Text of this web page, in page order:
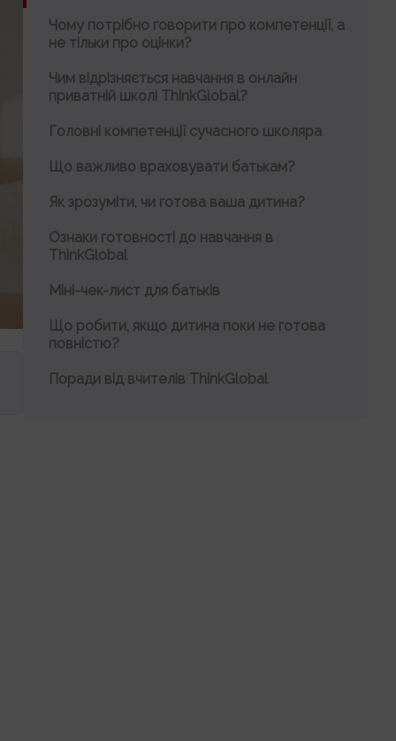
Чому потрібно говорити про компетенції, а
не тільки про оцінки?
Чим відрізняється навчання в онлайн
приватній школі ThinkGlobal?
Головні компетенції сучасного школяра
Що важливо враховувати батькам?
Як зрозуміти, чи готова ваша дитина?
Ознаки готовності до навчання в
ThinkGlobal
Міні-чек-лист для батьків
Що робити, якщо дитина поки не готова
повністю?
Поради від вчителів ThinkGlobal